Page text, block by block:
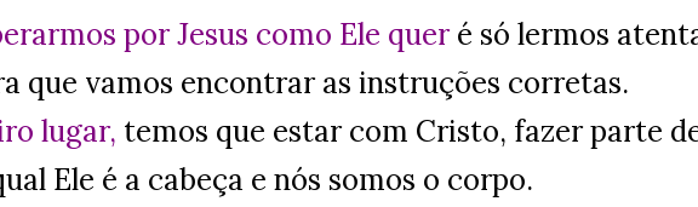
por Jesus como Ele queré só lermos
que vamos encontrar as instruções corretas.
lugar, temos que estar com Cristo, fazer parte
Ele é a cabeça e nós somos o corpo.